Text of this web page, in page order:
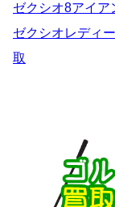
ゼクシオ8アイ
ゼクシオレディ
取